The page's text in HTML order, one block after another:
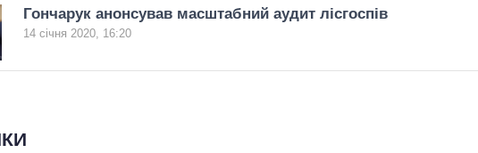
Гончарук анонсував масштабний аудит лісгоспів
14 січня 2020, 16:20